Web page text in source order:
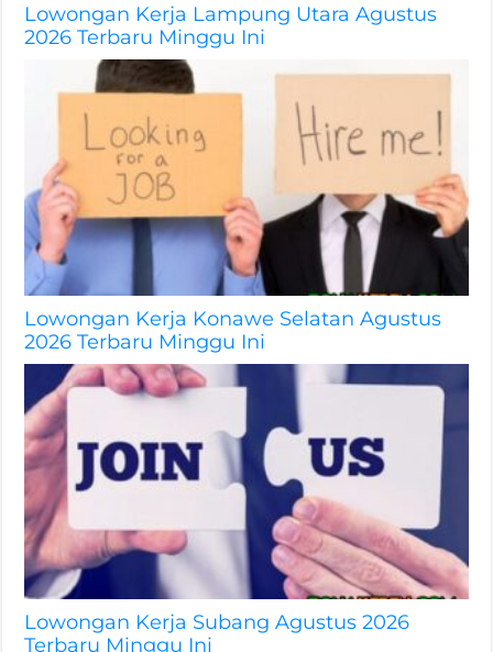
Lowongan Kerja Lampung Utara Agustus
2026 Terbaru Minggu Ini
Lowongan Kerja Konawe Selatan Agustus
2026 Terbaru Minggu Ini
Lowongan Kerja Subang Agustus 2026
Terbaru Minggu Ini